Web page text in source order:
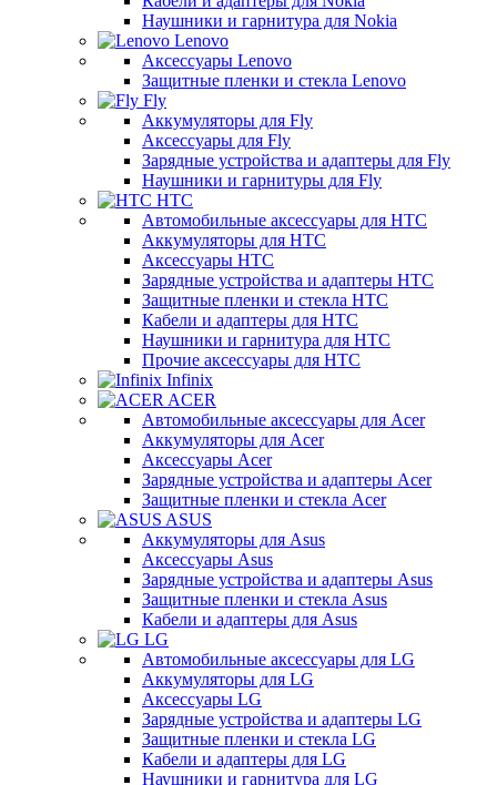
Наушники и гарнитура для Nokia
Lenovo
Аксессуары Lenovo
Защитные пленки и стекла Lenovo
Fly
Аккумуляторы для Fly
Аксессуары для Fly
Зарядные устройства и адаптеры для Fly
Наушники и гарнитуры для Fly
HTC
Автомобильные аксессуары для HTC
Аккумуляторы для HTC
Аксессуары HTC
Зарядные устройства и адаптеры HTC
Защитные пленки и стекла HTC
Кабели и адаптеры для HTC
Наушники и гарнитура для HTC
Прочие аксессуары для HTC
Infinix
ACER
Автомобильные аксессуары для Acer
Аккумуляторы для Acer
Аксессуары Acer
Зарядные устройства и адаптеры Acer
Защитные пленки и стекла Acer
ASUS
Аккумуляторы для Asus
Аксессуары Asus
Зарядные устройства и адаптеры Asus
Защитные пленки и стекла Asus
Кабели и адаптеры для Asus
LG
Автомобильные аксессуары для LG
Аккумуляторы для LG
Аксессуары LG
Зарядные устройства и адаптеры LG
Защитные пленки и стекла LG
Кабели и адаптеры для LG
Наушники и гарнитура для LG